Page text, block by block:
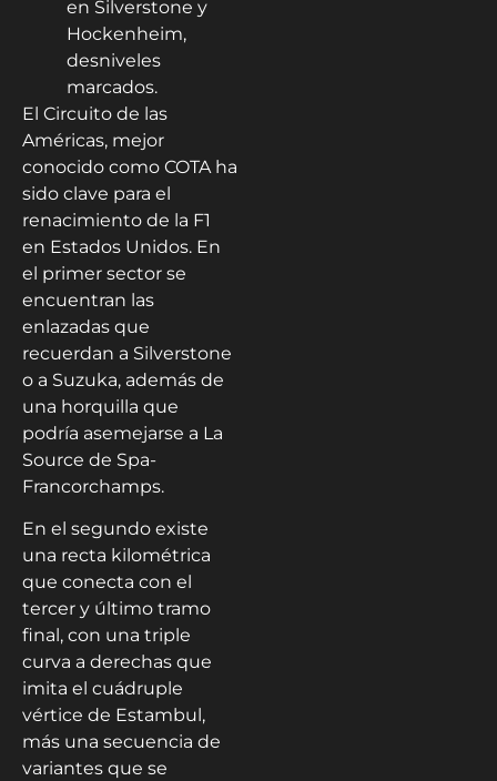
en Silverstone y
Hockenheim,
desniveles
marcados.
El Circuito de las
Américas, mejor
conocido como COTA ha
sido clave para el
renacimiento de la F1
en Estados Unidos. En
el primer sector se
encuentran las
enlazadas que
recuerdan a Silverstone
o a Suzuka, además de
una horquilla que
podría asemejarse a La
Source de Spa-
Francorchamps.
En el segundo existe
una recta kilométrica
que conecta con el
tercer y último tramo
final, con una triple
curva a derechas que
imita el cuádruple
vértice de Estambul,
más una secuencia de
variantes que se